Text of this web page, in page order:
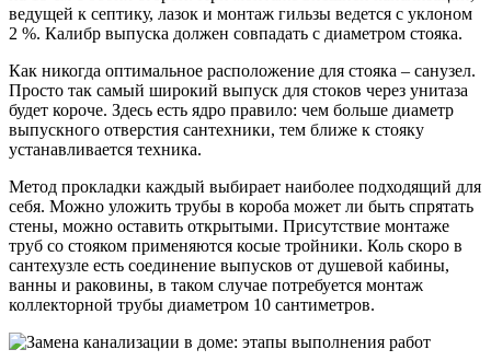
ведущей к септику, лазок и монтаж гильзы ведется с уклоном
2 %. Калибр выпуска должен совпадать с диаметром стояка.
Как никогда оптимальное расположение для стояка – санузел.
Просто так самый широкий выпуск для стоков через унитаза
будет короче. Здесь есть ядро правило: чем больше диаметр
выпускного отверстия сантехники, тем ближе к стояку
устанавливается техника.
Метод прокладки каждый выбирает наиболее подходящий для
себя. Можно уложить трубы в короба может ли быть спрятать
стены, можно оставить открытыми. Присутствие монтаже
труб со стояком применяются косые тройники. Коль скоро в
сантехузле есть соединение выпусков от душевой кабины,
ванны и раковины, в таком случае потребуется монтаж
коллекторной трубы диаметром 10 сантиметров.